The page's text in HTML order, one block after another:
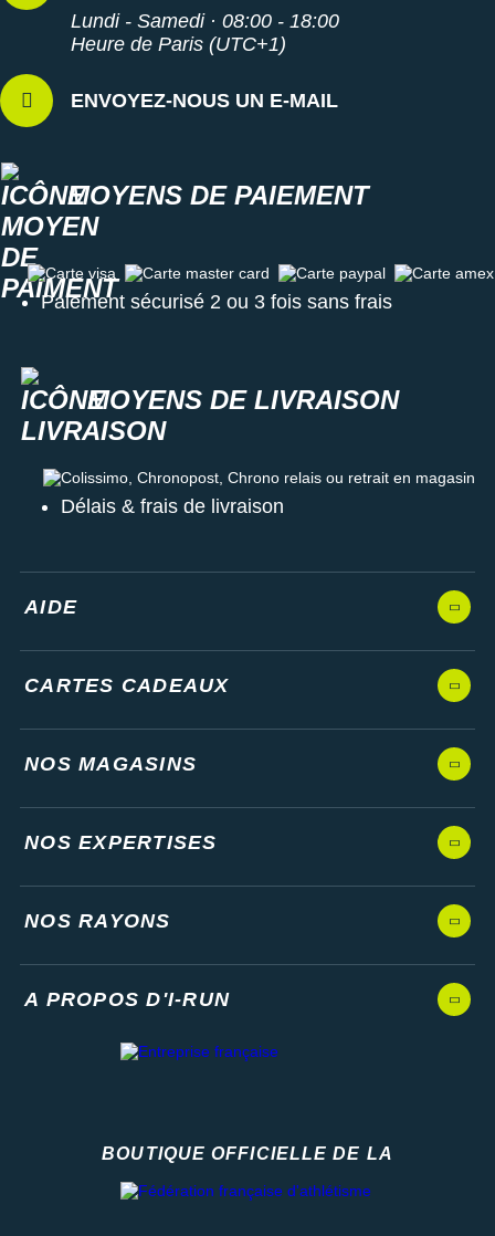
Lundi - Samedi · 08:00 - 18:00
Heure de Paris (UTC+1)
ENVOYEZ-NOUS UN E-MAIL
MOYENS DE PAIEMENT
Carte visa Carte master card Carte paypal Carte amex
Paiement sécurisé 2 ou 3 fois sans frais
MOYENS DE LIVRAISON
Colissimo, Chronopost, Chrono relais ou retrait en magasin
Délais & frais de livraison
AIDE
CARTES CADEAUX
NOS MAGASINS
NOS EXPERTISES
NOS RAYONS
A PROPOS D'I-RUN
BOUTIQUE OFFICIELLE DE LA